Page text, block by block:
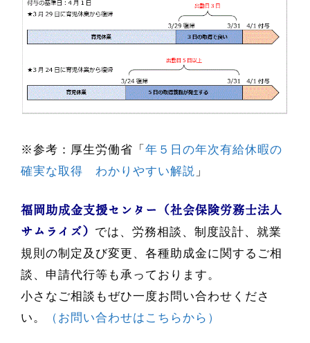
※参考：厚生労働省「 年５日の年次有給休暇の
確実な取得 わかりやすい解説 」
福岡助成金支援センター（社会保険労務士法人
サムライズ） では、労務相談、制度設計、就業
規則の制定及び変更、各種助成金に関するご相
談、申請代行等も承っております。
小さなご相談もぜひ一度お問い合わせくださ
い。
（お問い合わせはこちらから）